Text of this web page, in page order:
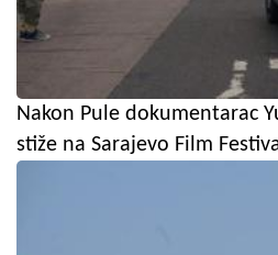
Nakon Pule dokumentarac
stiže na Sarajevo Film